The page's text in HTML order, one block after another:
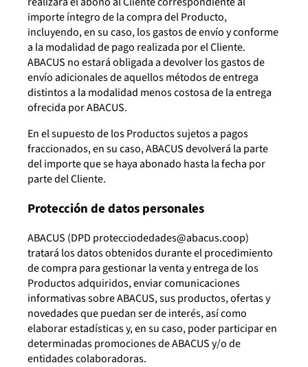
importe íntegro de la compra del Producto,
incluyendo, en su caso, los gastos de envío y conforme
a la modalidad de pago realizada por el Cliente.
ABACUS no estará obligada a devolver los gastos de
envío adicionales de aquellos métodos de entrega
distintos a la modalidad menos costosa de la entrega
ofrecida por ABACUS.
En el supuesto de los Productos sujetos a pagos
fraccionados, en su caso, ABACUS devolverá la parte
del importe que se haya abonado hasta la fecha por
parte del Cliente.
Protección de datos personales
ABACUS (DPD protecciodedades@abacus.coop)
tratará los datos obtenidos durante el procedimiento
de compra para gestionar la venta y entrega de los
Productos adquiridos, enviar comunicaciones
informativas sobre ABACUS, sus productos, ofertas y
novedades que puedan ser de interés, así como
elaborar estadísticas y, en su caso, poder participar en
determinadas promociones de ABACUS y/o de
entidades colaboradoras.